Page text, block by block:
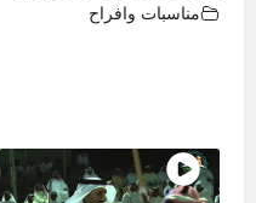
مناسبات وافراح